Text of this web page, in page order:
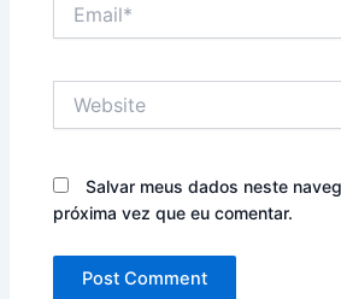
Salvar meus dados neste
próxima vez que eu comentar.